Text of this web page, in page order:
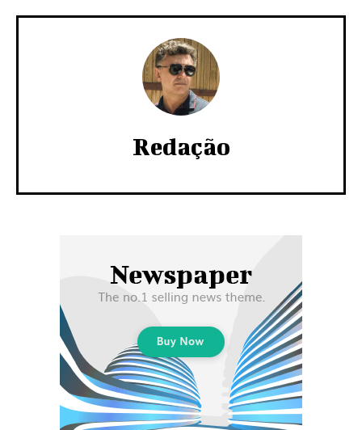
Redação